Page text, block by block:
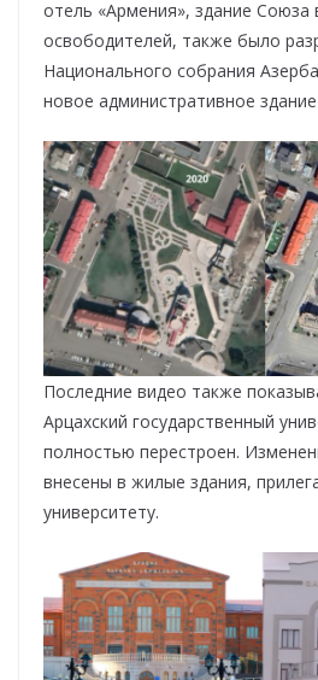
отель «Армения», здание Союза
освободителей, также было
Национального собрания
новое административное здание
Последние видео также
Арцахский государственный
полностью перестроен.
внесены в жилые здания,
университету.